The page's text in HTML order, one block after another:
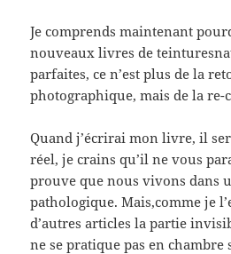
Je comprends maintenant
nouveaux livres de
parfaites, ce n’est plus de la
photographique, mais de la
Quand j’écrirai mon livre, il
réel, je crains qu’il ne vous
prouve que nous vivons dans
pathologique. Mais,comme je
d’autres articles la partie
ne se pratique pas en chambre